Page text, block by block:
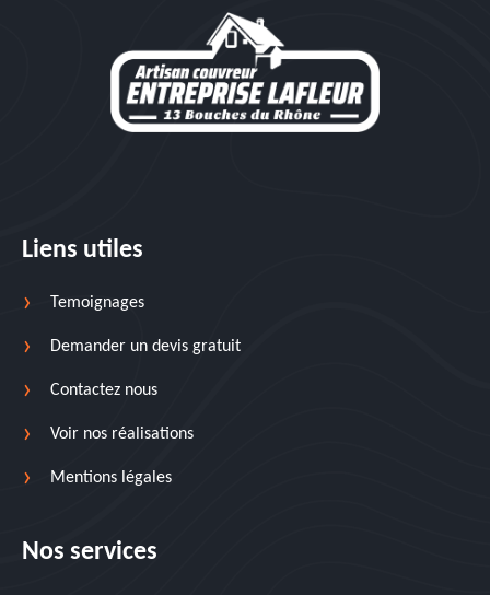
Liens utiles
Temoignages
Demander un devis gratuit
Contactez nous
Voir nos réalisations
Mentions légales
Nos services